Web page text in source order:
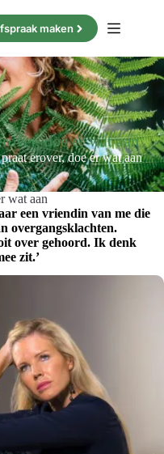
maken
doe er wat aan
erover, doe er wat aan
wat aan
een vriendin van me die
overgangsklachten.
over gehoord. Ik denk
zit.’